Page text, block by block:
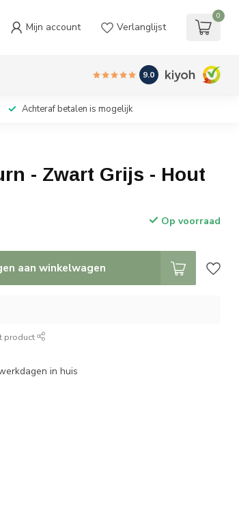
Mijn account Verlanglijst
0
9.0
Achteraf betalen is mogelijk
- Zwart Grijs - Hout
Op voorraad
aan winkelwagen
product
in huis